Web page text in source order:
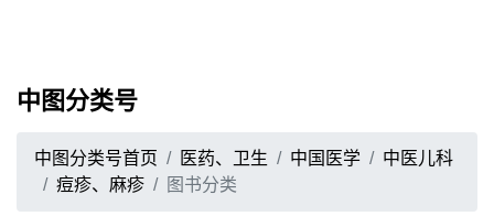
中图分类号
中图分类号首页 医药、卫生 中国医学
中医儿科
痘疹、麻疹
图书分类